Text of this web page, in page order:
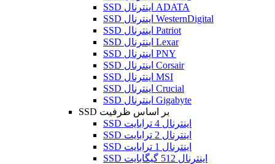
SSD اینترنال ADATA
SSD اینترنال WesternDigital
SSD اینترنال Patriot
SSD اینترنال Lexar
SSD اینترنال PNY
SSD اینترنال Corsair
SSD اینترنال MSI
SSD اینترنال Crucial
SSD اینترنال Gigabyte
SSD بر اساس ظرفیت
SSD اینترنال 4 ترابایت
SSD اینترنال 2 ترابایت
SSD اینترنال 1 ترابایت
SSD اینترنال 512 گیگابایت